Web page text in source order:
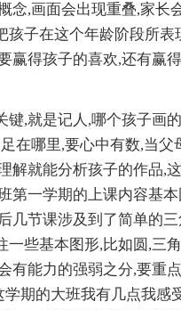
念,画面会出现重叠,家长
孩子在这个年龄阶段所表
赢得孩子的喜欢,还有赢
键,就是记人,哪个孩子画
在哪里,要心中有数,当父
解就能分析孩子的作品,
第一学期的上课内容基
几节课涉及到了简单的三
一些基本图形,比如圆,三
有能力的强弱之分,要重
学期的大班我有几点我感